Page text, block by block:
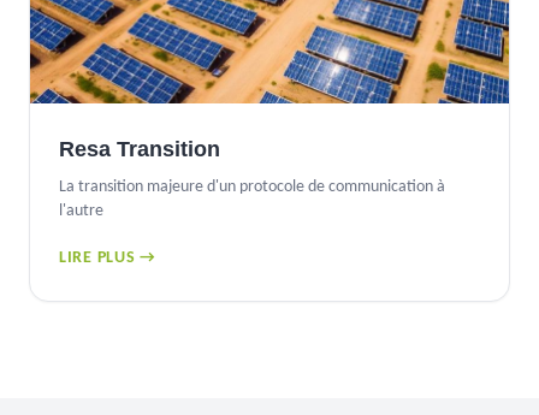
Resa Transition
La transition majeure d'un protocole de communication à
l'autre
LIRE PLUS →